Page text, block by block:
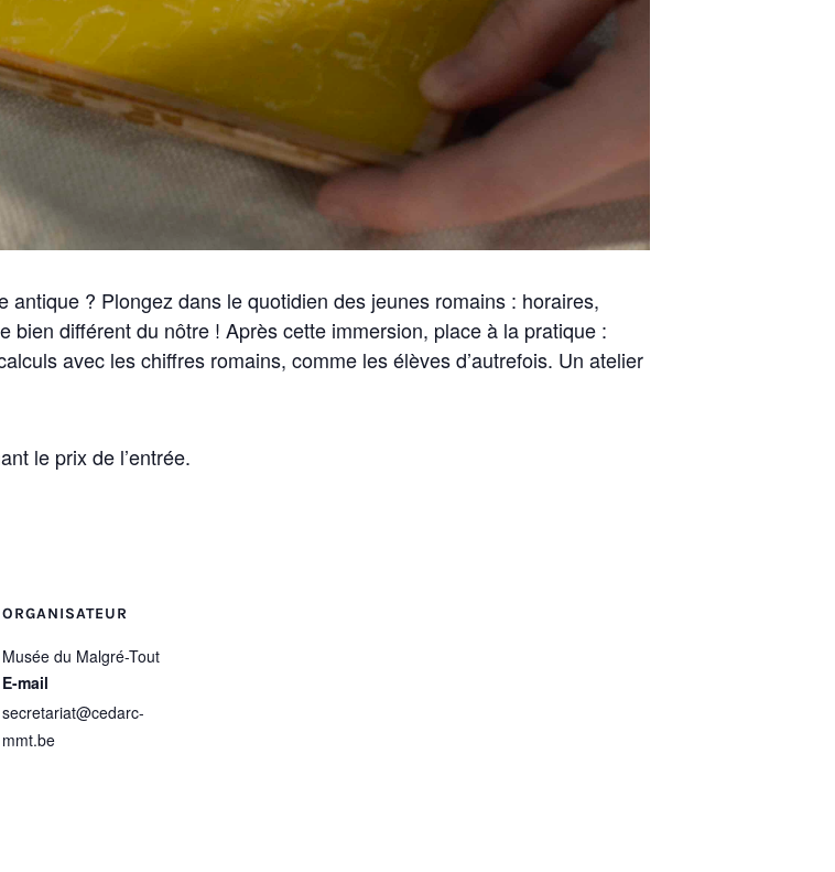
antique ? Plongez dans le quotidien des jeunes romains : horaires,
différent du nôtre ! Après cette immersion, place à la pratique :
avec les chiffres romains, comme les élèves d’autrefois. Un atelier
le prix de l’entrée.
ORGANISATEUR
Musée du Malgré-Tout
E-mail
secretariat@cedarc-
mmt.be